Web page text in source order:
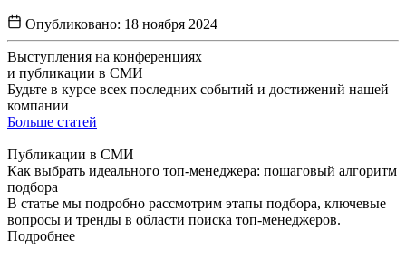
Опубликовано: 18 ноября 2024
Выступления на конференциях
и публикации в СМИ
Будьте в курсе всех последних событий и достижений нашей
компании
Больше статей
Публикации в СМИ
Как выбрать идеального топ-менеджера: пошаговый алгоритм
подбора
В статье мы подробно рассмотрим этапы подбора, ключевые
вопросы и тренды в области поиска топ-менеджеров.
Подробнее